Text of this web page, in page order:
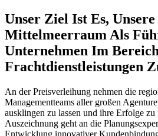
Unser Ziel Ist Es,
Mittelmeerraum Als
Unternehmen Im
Frachtdienstleistungen
An der Preisverleihung nehmen die
Managementteams aller großen
ausklingen zu lassen und ihre Erfolge zu
Auszeichnung geht an die
Entwicklung innovativer